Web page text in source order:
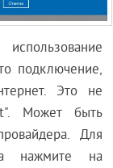
подключение,
Это не
Может быть
Для
нажмите на